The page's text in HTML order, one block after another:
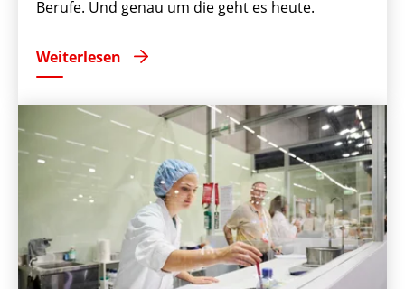
Berufe. Und genau um die geht es heute.
Weiterlesen